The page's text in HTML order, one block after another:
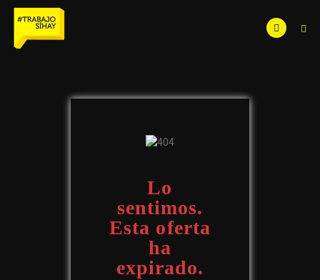
Lo
sentimos.
Esta oferta
ha
expirado.